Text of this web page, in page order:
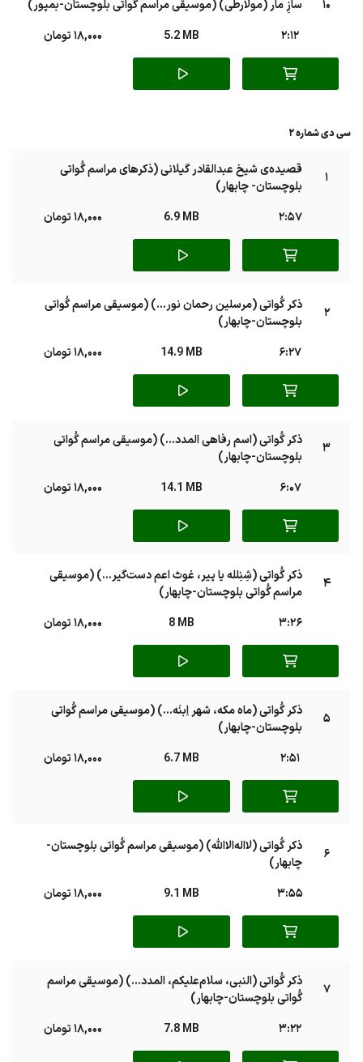
10
سازِ مار (مولارطی) (موسیقی مراسم گُواتی بلوچستان-بمپور)
2:12
5.2 MB 18,000 تومان
سی دی شماره 2
1
قصیده‌ی شیخ عبدالقادر گیلانی (ذکرهای مراسم گُواتی
بلوچستان- چابهار)
2:57
6.9 MB 18,000 تومان
2
ذکر گُواتی (مرسلین رحمان نور...) (موسیقی مراسم گُواتی
بلوچستان-چابهار)
6:27
14.9 MB 18,000 تومان
3
ذکر گُواتی (اسم رفاهی المدد...) (موسیقی مراسم گُواتی
بلوچستان-چابهار)
6:07
14.1 MB 18,000 تومان
4
ذکر گُواتی (شِنِلله یا پیر، غوث اعم دست‌گیر...) (موسیقی
مراسم گُواتی بلوچستان-چابهار)
3:26
8 MB 18,000 تومان
5
ذکر گُواتی (ماه مکه، شهر اِبنَه...) (موسیقی مراسم گُواتی
بلوچستان-چابهار)
2:51
6.7 MB 18,000 تومان
6
ذکر گُواتی (لااله‌الاالله) (موسیقی مراسم گُواتی بلوچستان-
چابهار)
3:55
9.1 MB 18,000 تومان
7
ذکر گُواتی (النبی، سلام‌علیکم، المدد...) (موسیقی مراسم
گُواتی بلوچستان-چابهار)
3:22
7.8 MB 18,000 تومان